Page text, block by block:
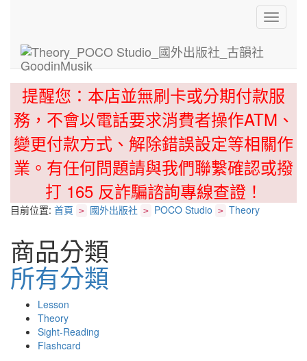
Toggle
提醒您：本店並無刷卡或分期付款服
務，不會以電話要求消費者操作ATM、
變更付款方式、解除錯誤設定等相關作
業。有任何問題請與我們聯繫確認或撥
打 165 反詐騙諮詢專線查證！
目前位置: 首頁 > 國外出版社 > POCO Studio > Theory
商品分類
所有分類
Lesson
Theory
Sight-Reading
Flashcard